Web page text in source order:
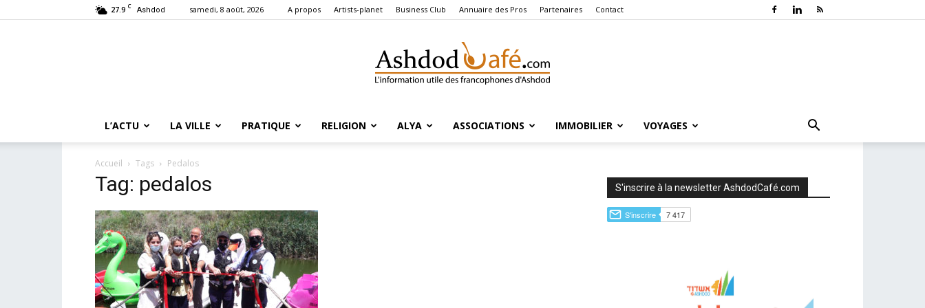
27.9 C Ashdod samedi, 8 août, 2026 A propos Artists-planet Business Club Annuaire des Pros Partenaires Contact
L’ACTU LA VILLE PRATIQUE RELIGION ALYA ASSOCIATIONS IMMOBILIER VOYAGES
Accueil Tags Pedalos
Tag: pedalos S'inscrire à la newsletter AshdodCafé.com